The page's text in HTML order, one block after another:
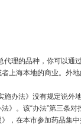
的品种，你可以通
上海本地的商业。外
办法》没有规定说外
》。该“办法”第三条
，在本市参加药品集